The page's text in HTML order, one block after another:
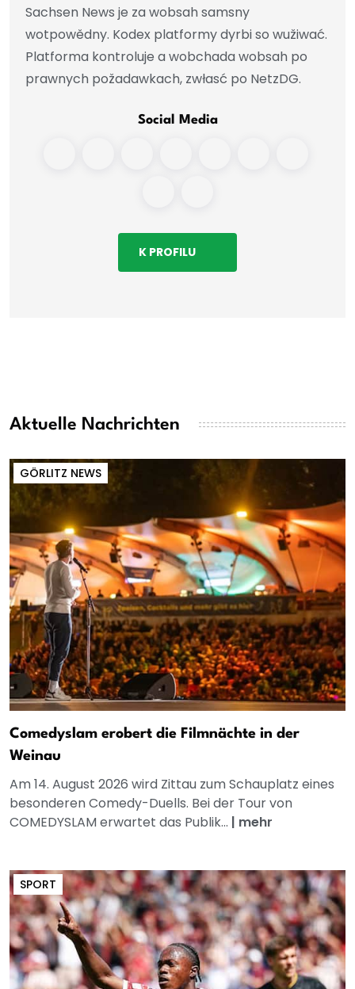
Sachsen News je za wobsah samsny
wotpowědny. Kodex platformy dyrbi so wužiwać.
Platforma kontroluje a wobchada wobsah po
prawnych požadawkach, zwłasć po NetzDG.
Social Media
K PROFILU
Aktuelle Nachrichten
GÖRLITZ NEWS
Comedyslam erobert die Filmnächte in der
Weinau
Am 14. August 2026 wird Zittau zum Schauplatz eines
besonderen Comedy-Duells. Bei der Tour von
COMEDYSLAM erwartet das Publik... | mehr
SPORT